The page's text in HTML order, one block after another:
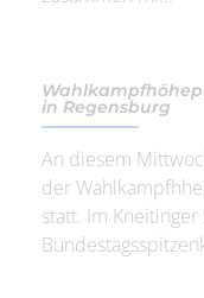
in Regensburg
An diesem
der
statt. Im